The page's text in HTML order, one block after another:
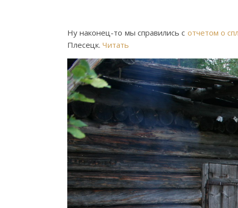
Ну наконец-то мы справились с отчетом о
Плесецк. Читать